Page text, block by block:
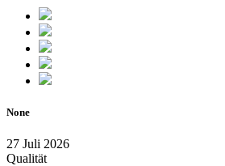
None
27 Juli 2026
Qualität